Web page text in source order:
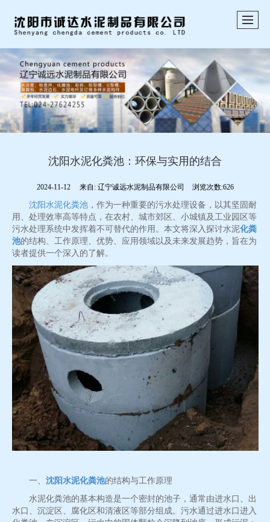
沈阳水泥化粪池：环保与实用的结合
2024-11-12 来自: 辽宁诚远水泥制品有限公司 浏览次数:626
沈阳水泥化粪池，作为一种重要的污水处理设备，以其坚固耐
用、处理效率高等特点，在农村、城市郊区、小城镇及工业园区等
污水处理系统中发挥着不可替代的作用。本文将深入探讨水泥化粪
池的结构、工作原理、优势、应用领域以及未来发展趋势，旨在为
读者提供一个深入的了解。
一、 沈阳水泥化粪池的结构与工作原理
水泥化粪池的基本构造是一个密封的池子，通常由进水口、出
水口、沉淀区、腐化区和清液区等部分组成。污水通过进水口进入